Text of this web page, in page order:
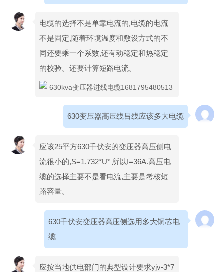
电缆的选择不是单靠电流的,电缆的电流
不是固定,随着环境温度和敷设方式的不
同还要乘一个系数,还有动稳定和热稳定
的校验。还要计算短路电流。
630变压器高压线吕线应该多大电缆
应该25平方630千伏安的变压器高压侧电
流很小的,S=1.732*U*I所以I=36A.高压电
缆的选择主要不是看电流,主要是考核短
路容量。
630千伏安变压器高压侧选用多大铜芯电
缆
应按当地供电部门的典型设计要求yjv-3*7